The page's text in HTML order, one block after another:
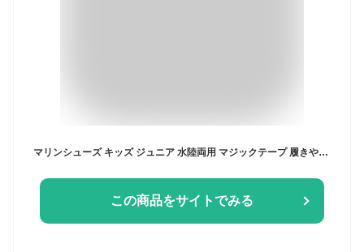
マリンシューズ キッズ ジュニア 水陸両用 マジックテープ 履きやすい VPC-A230 厚手生地 丈夫 子供 アクアシューズ ビジョンピークス VISIONPEAKS
この商品をサイトでみる